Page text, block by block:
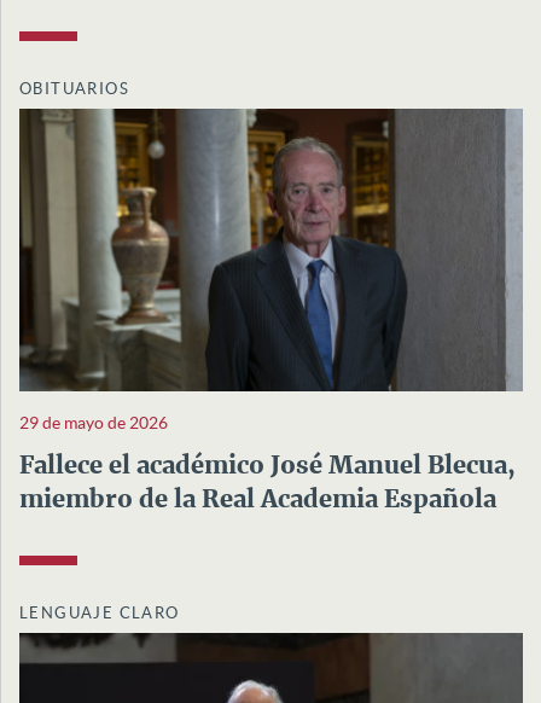
OBITUARIOS
29 de mayo de 2026
Fallece el académico José Manuel Blecua,
miembro de la Real Academia Española
LENGUAJE CLARO